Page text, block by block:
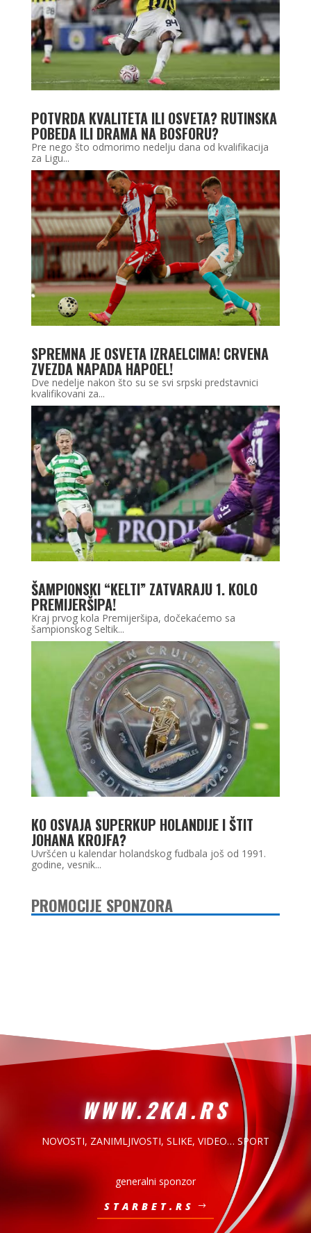
POTVRDA KVALITETA ILI OSVETA? RUTINSKA
POBEDA ILI DRAMA NA BOSFORU?
Pre nego što odmorimo nedelju dana od kvalifikacija
za Ligu...
SPREMNA JE OSVETA IZRAELCIMA! CRVENA
ZVEZDA NAPADA HAPOEL!
Dve nedelje nakon što su se svi srpski predstavnici
kvalifikovani za...
ŠAMPIONSKI “KELTI” ZATVARAJU 1. KOLO
PREMIJERŠIPA!
Kraj prvog kola Premijeršipa, dočekaćemo sa
šampionskog Seltik...
KO OSVAJA SUPERKUP HOLANDIJE I ŠTIT
JOHANA KROJFA?
Uvršćen u kalendar holandskog fudbala još od 1991.
godine, vesnik...
PROMOCIJE SPONZORA
WWW.2KA.RS
NOVOSTI, ZANIMLJIVOSTI, SLIKE, VIDEO… SPORT
generalni sponzor
STARBET.RS